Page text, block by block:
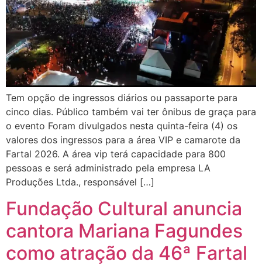
Tem opção de ingressos diários ou passaporte para
cinco dias. Público também vai ter ônibus de graça para
o evento Foram divulgados nesta quinta-feira (4) os
valores dos ingressos para a área VIP e camarote da
Fartal 2026. A área vip terá capacidade para 800
pessoas e será administrado pela empresa LA
Produções Ltda., responsável […]
Fundação Cultural anuncia
cantora Mariana Fagundes
como atração da 46ª Fartal